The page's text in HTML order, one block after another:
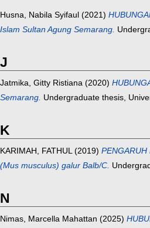
Husna, Nabila Syifaul (2021)
Islam Sultan Agung Semarang.
J
Jatmika, Gitty Ristiana (2020)
Semarang. Undergraduate thesis,
K
KARIMAH, FATHUL(2019) PENGARUH
(Mus musculus) galur Balb/C.
N
Nimas, Marcella Mahattan (2025)